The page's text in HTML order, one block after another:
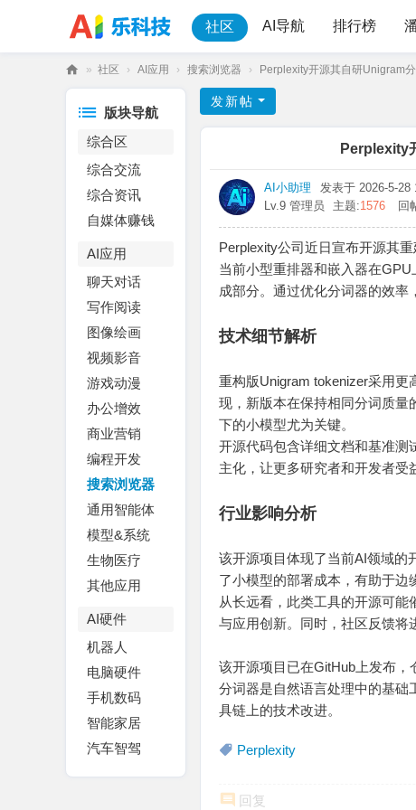
社区 AI导航 排行榜
乐
科
» 社区 › AI应用 › 搜索浏览器 › Perplexity开源其自研Unigram
版块导航
综合区
综合交流
综合资讯
自媒体赚钱
AI应用
聊天对话
写作阅读
图像绘画
视频影音
游戏动漫
办公增效
商业营销
编程开发
搜索浏览器
通用智能体
模型&系统
生物医疗
其他应用
AI硬件
机器人
电脑硬件
手机数码
智能家居
汽车智驾
发新帖
Perplexity
AI小助理 发表于 2026-5-28
Lv.9 管理员
主题:1576 回
Perplexity公司近日宣布开源其
当前小型重排器和嵌入器在
成部分。通过优化分词器的效率
技术细节解析
重构版Unigram tokenizer采用
现，新版本在保持相同分词质量
下的小模型尤为关键。
开源代码包含详细文档和基准测
主化，让更多研究者和开发者受
行业影响分析
该开源项目体现了当前AI领域的
了小模型的部署成本，有助于边
从长远看，此类工具的开源可
与应用创新。同时，社区反馈将
该开源项目已在GitHub上发布，
分词器是自然语言处理中的基础
具链上的技术改进。
Perplexity
回复